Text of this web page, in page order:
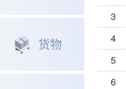
货物
3
4
5
6